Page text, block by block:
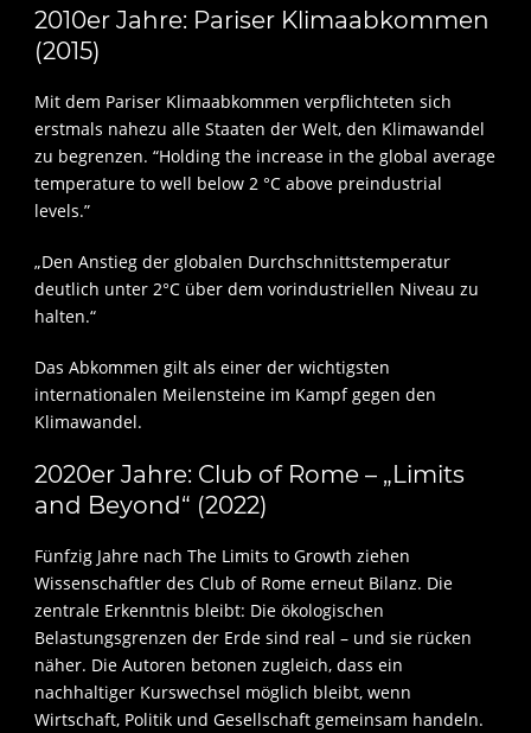
2010er Jahre: Pariser Klimaabkommen
(2015)
Mit dem Pariser Klimaabkommen verpflichteten sich
erstmals nahezu alle Staaten der Welt, den Klimawandel
zu begrenzen. “Holding the increase in the global average
temperature to well below 2 °C above preindustrial
levels.”
„Den Anstieg der globalen Durchschnittstemperatur
deutlich unter 2°C über dem vorindustriellen Niveau zu
halten.“
Das Abkommen gilt als einer der wichtigsten
internationalen Meilensteine im Kampf gegen den
Klimawandel.
2020er Jahre: Club of Rome – „Limits
and Beyond“ (2022)
Fünfzig Jahre nach The Limits to Growth ziehen
Wissenschaftler des Club of Rome erneut Bilanz. Die
zentrale Erkenntnis bleibt: Die ökologischen
Belastungsgrenzen der Erde sind real – und sie rücken
näher. Die Autoren betonen zugleich, dass ein
nachhaltiger Kurswechsel möglich bleibt, wenn
Wirtschaft, Politik und Gesellschaft gemeinsam handeln.